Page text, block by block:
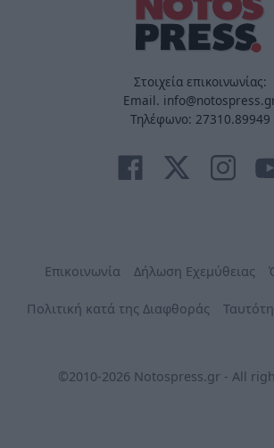
Στοιχεία επικοινωνίας:
Email.
Τηλέφωνο: 27310.89949
Επικοινωνία Δήλωση Εχεμύθειας
Πολιτική κατά της Διαφθοράς
©2010-2026 Notospress.gr - All